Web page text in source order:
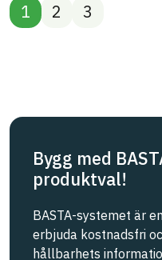
1 2 3
Bygg med
produktval!
BASTA-systemet är
erbjuda kostnadsfri
hållbarhets